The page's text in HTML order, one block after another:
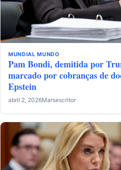
MUNDIAL MUNDO
Pam Bondi, demitida por
marcado por cobranças de
Epstein
abril 2, 2026Marsescritor